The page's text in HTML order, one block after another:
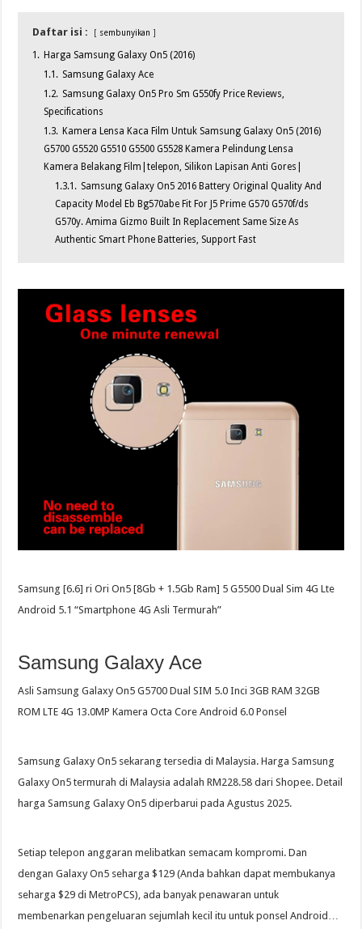
Daftar isi : sembunyikan
1. Harga Samsung Galaxy On5 (2016)
1.1. Samsung Galaxy Ace
1.2. Samsung Galaxy On5 Pro Sm G550fy Price Reviews,
Specifications
1.3. Kamera Lensa Kaca Film Untuk Samsung Galaxy On5 (2016)
G5700 G5520 G5510 G5500 G5528 Kamera Pelindung Lensa
Kamera Belakang Film|telepon, Silikon Lapisan Anti Gores|
1.3.1. Samsung Galaxy On5 2016 Battery Original Quality And
Capacity Model Eb Bg570abe Fit For J5 Prime G570 G570f/ds
G570y. Amima Gizmo Built In Replacement Same Size As
Authentic Smart Phone Batteries, Support Fast
Samsung [6.6] ri Ori On5 [8Gb + 1.5Gb Ram] 5 G5500 Dual Sim 4G Lte
Android 5.1 “Smartphone 4G Asli Termurah”
Samsung Galaxy Ace
Asli Samsung Galaxy On5 G5700 Dual SIM 5.0 Inci 3GB RAM 32GB
ROM LTE 4G 13.0MP Kamera Octa Core Android 6.0 Ponsel
Samsung Galaxy On5 sekarang tersedia di Malaysia. Harga Samsung
Galaxy On5 termurah di Malaysia adalah RM228.58 dari Shopee. Detail
harga Samsung Galaxy On5 diperbarui pada Agustus 2025.
Setiap telepon anggaran melibatkan semacam kompromi. Dan
dengan Galaxy On5 seharga $129 (Anda bahkan dapat membukanya
seharga $29 di MetroPCS), ada banyak penawaran untuk
membenarkan pengeluaran sejumlah kecil itu untuk ponsel Android…